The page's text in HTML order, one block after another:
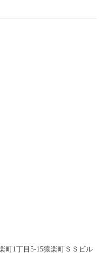
町1丁目5-15猿楽町ＳＳビル